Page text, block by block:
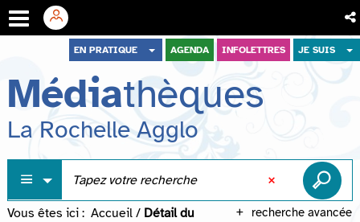
menu
contenu
recherche
EN PRATIQUE AGENDA INFOLETTRES JE SUIS
Médiathèques
La Rochelle Agglo
recherche avancée
Vous êtes ici : Accueil / Détail du